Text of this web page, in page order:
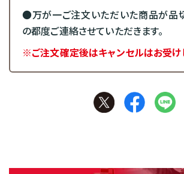
●万が一ご注文いただいた商品が品
の都度ご連絡させていただきます。
※ご注文確定後はキャンセルはお受け